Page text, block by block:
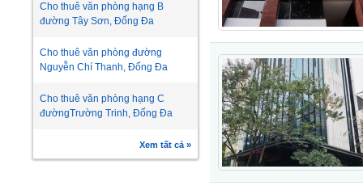
Cho thuê văn phòng hạng B
đường Tây Sơn, Đống Đa
Cho thuê văn phòng đường
Nguyễn Chí Thanh, Đống Đa
Cho thuê văn phòng hạng C
đườngTrường Trinh, Đống Đa
Xem tất cả »